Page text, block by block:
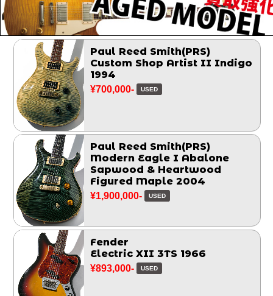
Paul Reed Smith(PRS)
Custom Shop Artist II Indigo
1994
¥700,000- USED
Paul Reed Smith(PRS)
Modern Eagle I Abalone
Sapwood & Heartwood
Figured Maple 2004
¥1,900,000- USED
Fender
Electric XII 3TS 1966
¥893,000- USED